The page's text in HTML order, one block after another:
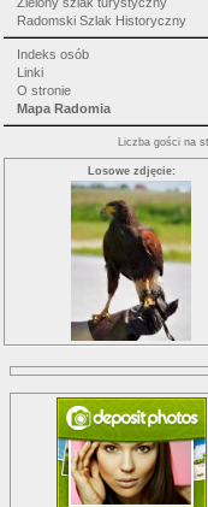
Radomski Szlak Historyczny
Indeks osób
Linki
O stronie
Mapa Radomia
Liczba gości na
Losowe zdjęcie: